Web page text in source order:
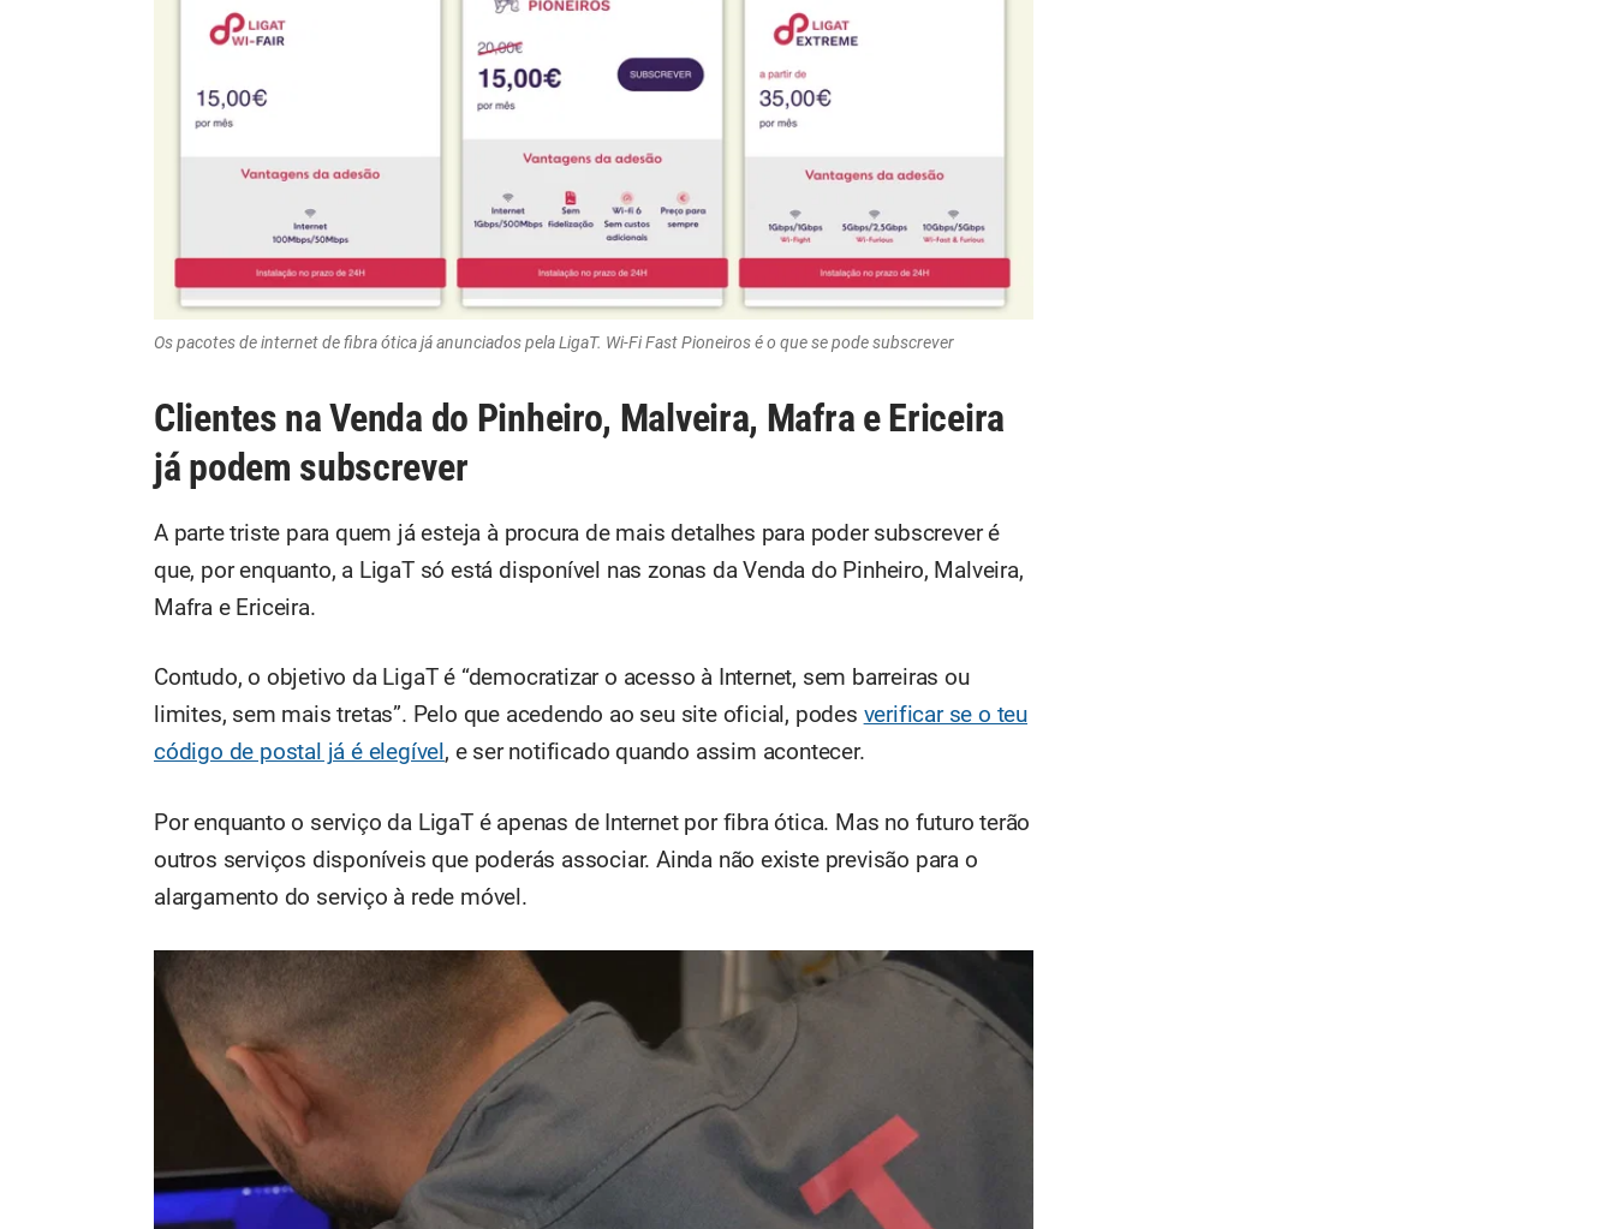
Os pacotes de internet de fibra ótica já anunciados pela LigaT. Wi-Fi Fast Pioneiros é o que se pode subscrever
Clientes na Venda do Pinheiro, Malveira, Mafra e Ericeira
já podem subscrever
A parte triste para quem já esteja à procura de mais detalhes para poder subscrever é
que, por enquanto, a LigaT só está disponível nas zonas da Venda do Pinheiro, Malveira,
Mafra e Ericeira.
Contudo, o objetivo da LigaT é “democratizar o acesso à Internet, sem barreiras ou
limites, sem mais tretas”. Pelo que acedendo ao seu site oficial, podes verificar se o teu
código de postal já é elegível, e ser notificado quando assim acontecer.
Por enquanto o serviço da LigaT é apenas de Internet por fibra ótica. Mas no futuro terão
outros serviços disponíveis que poderás associar. Ainda não existe previsão para o
alargamento do serviço à rede móvel.